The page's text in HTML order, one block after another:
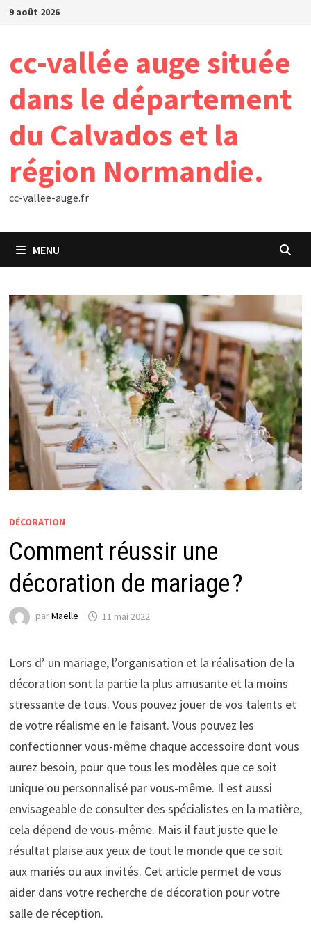
Passer
9 août 2026
cc-vallée auge située
dans le département
du Calvados et la
région Normandie.
cc-vallee-auge.fr
MENU
DÉCORATION
Comment réussir une
décoration de mariage ?
parMaelle 11 mai 2022
Lors d’ un mariage, l’organisation et la réalisation de la
décoration sont la partie la plus amusante et la moins
stressante de tous. Vous pouvez jouer de vos talents et
de votre réalisme en le faisant. Vous pouvez les
confectionner vous-même chaque accessoire dont vous
aurez besoin, pour que tous les modèles que ce soit
unique ou personnalisé par vous-même. Il est aussi
envisageable de consulter des spécialistes en la matière,
cela dépend de vous-même. Mais il faut juste que le
résultat plaise aux yeux de tout le monde que ce soit
aux mariés ou aux invités. Cet article permet de vous
aider dans votre recherche de décoration pour votre
salle de réception.